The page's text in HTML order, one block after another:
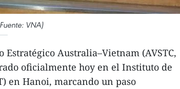
VNA)
Australia–Vietnam (AVSTC,
oficialmente hoy en el Instituto de
en Hanoi, marcando un paso